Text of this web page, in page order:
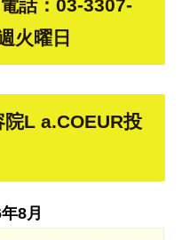
話：03-3307-
火曜日
L a.COEUR投
8月